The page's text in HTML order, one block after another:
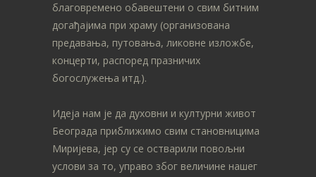
благовремено обавештени о свим битним
догађајима при храму (организована
предавања, путовања, ликовне изложбе,
концерти, распоред празничих
богослужења итд.).
Идеја нам је да духовни и културни живот
Београда приближимо свим становницима
Миријева, јер су се остварили повољни
услови за то, управо због величине нашег